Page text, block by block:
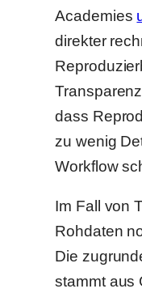
Academies
direkter
dass
zu wenig
Workflow
Im Fall von
Rohdaten
Die
stammt aus